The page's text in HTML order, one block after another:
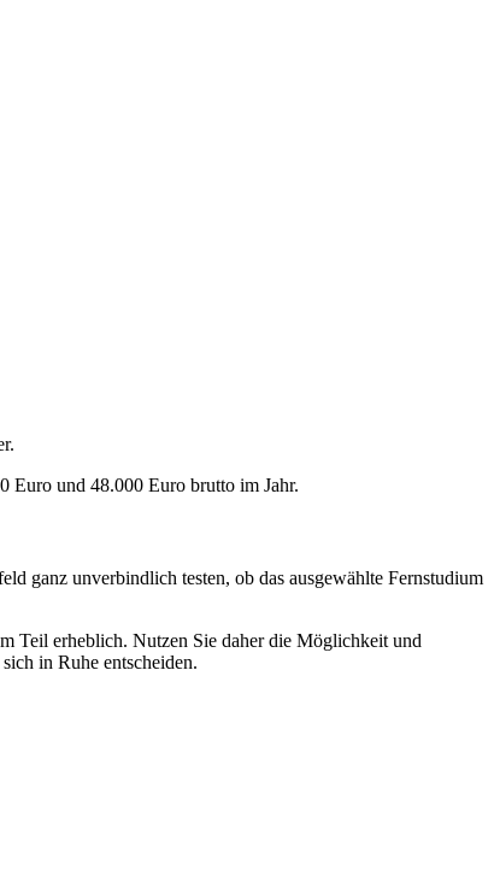
Euro und 48.000 Euro brutto im Jahr.
ganz unverbindlich testen, ob das ausgewählte Fernstudium
Teil erheblich. Nutzen Sie daher die Möglichkeit und
in Ruhe entscheiden.